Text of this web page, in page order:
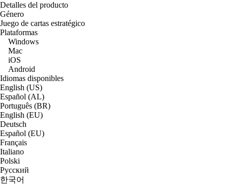
Detalles del producto
Género
Juego de cartas estratégico
Plataformas
Windows
Mac
iOS
Android
Idiomas disponibles
English (US)
Español (AL)
Português (BR)
English (EU)
Deutsch
Español (EU)
Français
Italiano
Polski
Русский
한국어